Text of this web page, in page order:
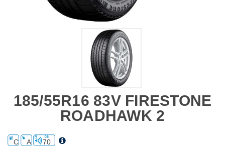
185/55R16 83V FIRESTONE
ROADHAWK 2
C A 70